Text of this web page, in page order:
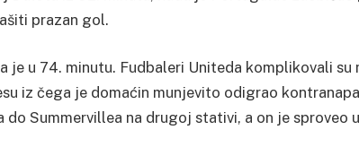
prazan gol.
je u 74. minutu. Fudbaleri Uniteda komplikovali su
iz čega je domaćin munjevito odigrao
Summervillea na drugoj stativi, a on je sproveo